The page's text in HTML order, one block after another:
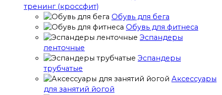
тренинг (кроссфит)
Обувь для бега
Обувь для фитнеса
Эспандеры
ленточные
Эспандеры
трубчатые
Аксессуары
для занятий йогой